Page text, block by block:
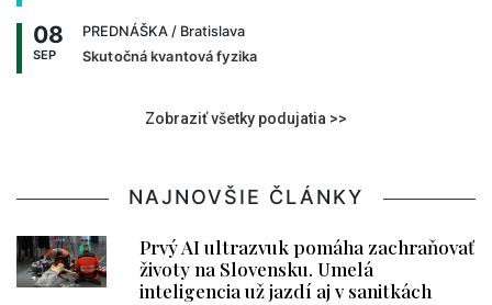
08
SEP
PREDNÁŠKA / Bratislava
Skutočná kvantová fyzika
Zobraziť všetky podujatia >>
NAJNOVŠIE ČLÁNKY
Prvý AI ultrazvuk pomáha zachraňovať
životy na Slovensku. Umelá
inteligencia už jazdí aj v sanitkách